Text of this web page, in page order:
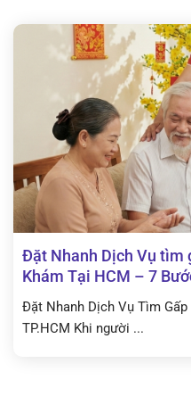
Đặt Nhanh Dịch Vụ tìm
Khám Tại HCM – 7
Đặt Nhanh Dịch Vụ Tìm
TP.HCM Khi người ...